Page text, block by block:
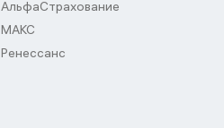
АльфаСтрахование
МАКС
Ренессанс